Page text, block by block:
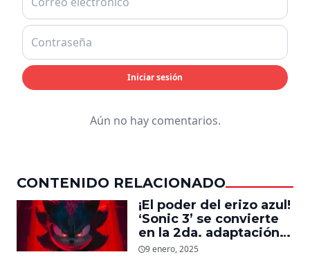
Iniciar sesión
Aún no hay comentarios.
CONTENIDO RELACIONADO
¡El poder del erizo azul!
‘Sonic 3’ se convierte
en la 2da. adaptación
de videojuegos más
9 enero, 2025